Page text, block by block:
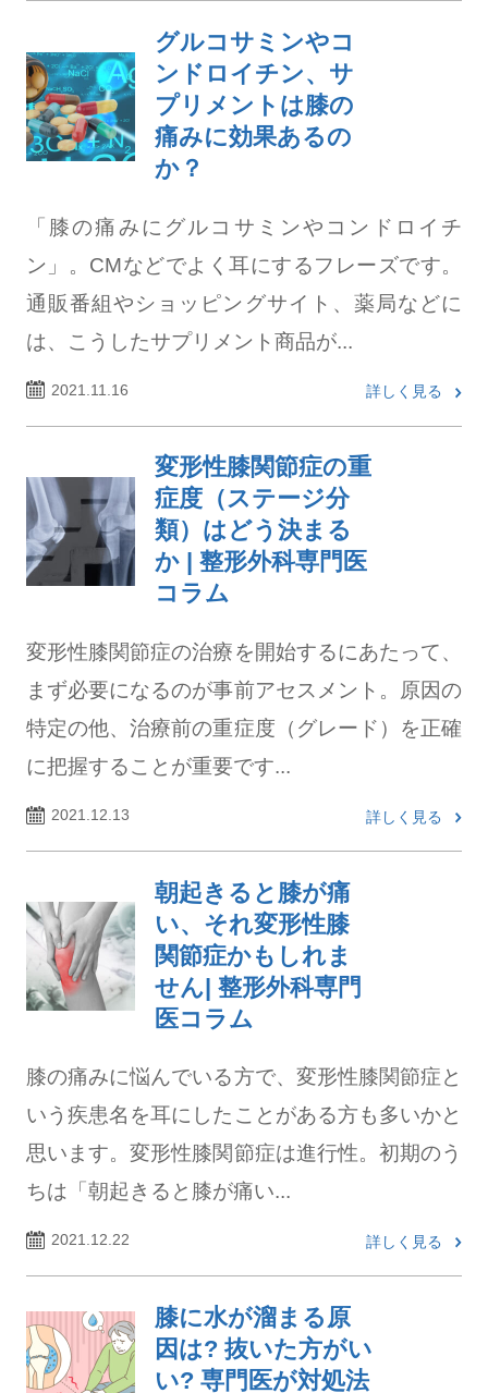
グルコサミンやコ
ンドロイチン、サ
プリメントは膝の
痛みに効果あるの
か？
「膝の痛みにグルコサミンやコンドロイチ
ン」。CMなどでよく耳にするフレーズです。
通販番組やショッピングサイト、薬局などに
は、こうしたサプリメント商品が...
2021.11.16 詳しく見る
変形性膝関節症の重
症度（ステージ分
類）はどう決まる
か | 整形外科専門医
コラム
変形性膝関節症の治療を開始するにあたって、
まず必要になるのが事前アセスメント。原因の
特定の他、治療前の重症度（グレード）を正確
に把握することが重要です...
2021.12.13 詳しく見る
朝起きると膝が痛
い、それ変形性膝
関節症かもしれま
せん| 整形外科専門
医コラム
膝の痛みに悩んでいる方で、変形性膝関節症と
いう疾患名を耳にしたことがある方も多いかと
思います。変形性膝関節症は進行性。初期のう
ちは「朝起きると膝が痛い...
2021.12.22 詳しく見る
膝に水が溜まる原
因は? 抜いた方がい
い? 専門医が対処法